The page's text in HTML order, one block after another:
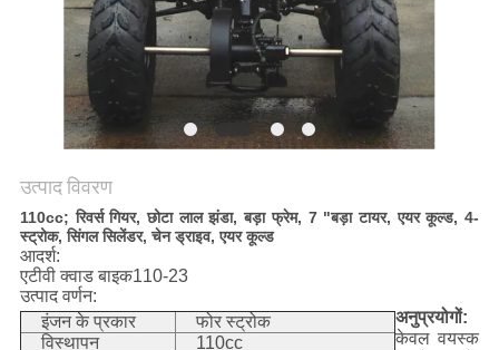
गोपनीयता
उत्पाद विवरण
110cc; रिवर्स गियर, छोटा लाल झंडा, बड़ा फ्रेम, 7 "बड़ा टायर, एयर कूल्ड, 4-
स्ट्रोक, सिंगल सिलेंडर, चेन ड्राइव, एयर कूल्ड
आदर्श:
एटीवी क्वाड बाइक110-23
उत्पाद वर्णन:
इंजन के प्रकार
फोर स्ट्रोक
विस्थापन
110cc
अनुप्रयोगों:
केवल वयस्क